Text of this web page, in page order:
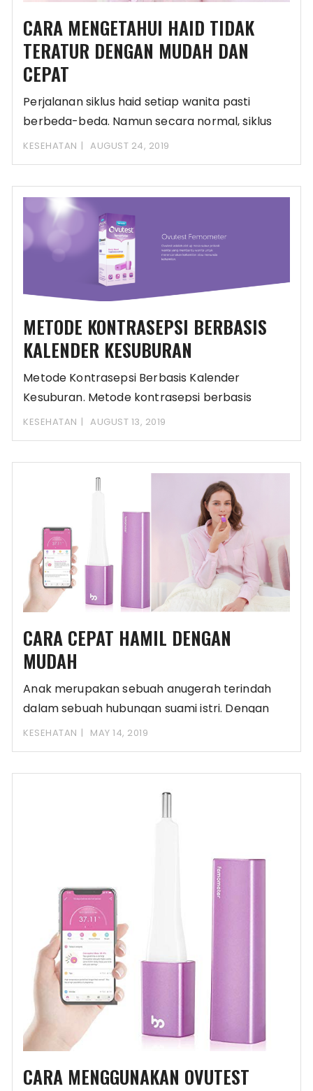
CARA MENGETAHUI HAID TIDAK
TERATUR DENGAN MUDAH DAN
CEPAT
Perjalanan siklus haid setiap wanita pasti
berbeda-beda. Namun secara normal, siklus
haid tersebut berlangsung dalam
KESEHATAN AUGUST 24, 2019
METODE KONTRASEPSI BERBASIS
KALENDER KESUBURAN
Metode Kontrasepsi Berbasis Kalender
Kesuburan. Metode kontrasepsi berbasis
kalender mencegah kehamilan dengan
memantau masa subur
KESEHATAN AUGUST 13, 2019
CARA CEPAT HAMIL DENGAN
MUDAH
Anak merupakan sebuah anugerah terindah
dalam sebuah hubungan suami istri. Dengan
kehadiran seorang anak akan
KESEHATAN MAY 14, 2019
CARA MENGGUNAKAN OVUTEST